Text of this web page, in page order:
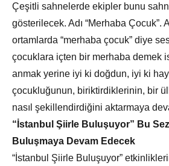
Çeşitli sahnelerde ekipler bunu
gösterilecek. Adı “Merhaba Çocuk”.
ortamlarda “merhaba çocuk” diye
çocuklara içten bir merhaba demek
anmak yerine iyi ki doğdun, iyi ki
çocukluğunun, biriktirdiklerinin, bir
nasıl şekillendirdiğini aktarmaya
“İstanbul Şiirle Buluşuyor” Bu
Buluşmaya Devam Edecek
“İstanbul Şiirle Buluşuyor”